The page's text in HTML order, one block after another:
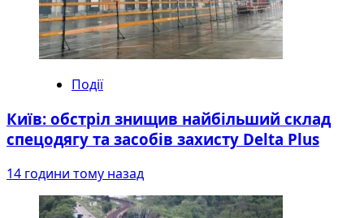
Події
Київ: обстріл знищив найбільший склад
спецодягу та засобів захисту Delta Plus
14 години тому назад